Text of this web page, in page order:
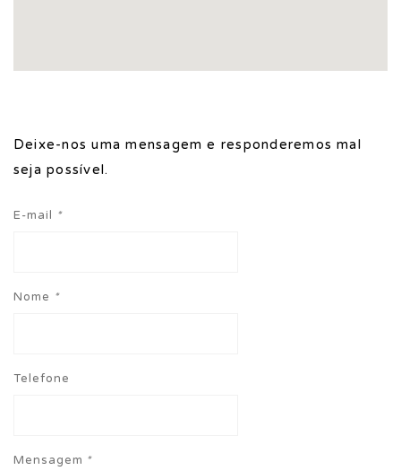
Deixe-nos uma mensagem e responderemos mal
seja possível.
E-mail *
Nome *
Telefone
Mensagem *